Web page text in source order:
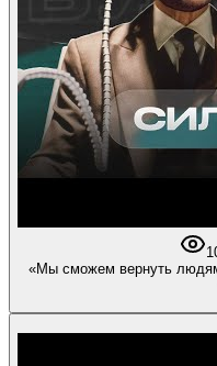
«Мы сможем вернуть